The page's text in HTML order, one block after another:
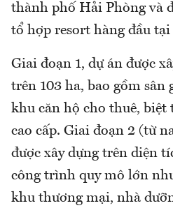
thành phố Hải Phòng và
tổ hợp resort hàng đầu
Giai đoạn 1, dự án được
trên 103 ha, bao gồm sân
khu căn hộ cho thuê,
cao cấp. Giai đoạn 2 (từ
được xây dựng trên diện
công trình quy mô lớn
khu thương mại, nhà